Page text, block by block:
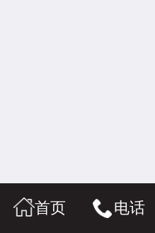
首页 电话